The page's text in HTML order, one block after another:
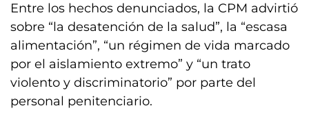
Entre los hechos denunciados, la CPM advirtió
sobre “la desatención de la salud”, la “escasa
alimentación”, “un régimen de vida marcado
por el aislamiento extremo” y “un trato
violento y discriminatorio” por parte del
personal penitenciario.